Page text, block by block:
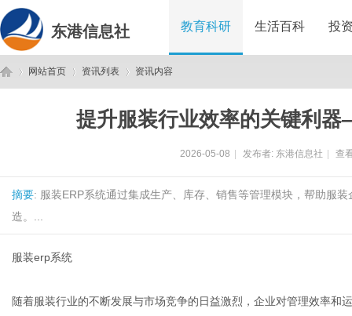
东港信息社 教育科研 生活百科 投
网站首页 资讯列表 资讯内容
提升服装行业效率的关键利
2026-05-08 发布者: 东港信息社 查
摘要: 服装ERP系统通过集成生产、库存、销售等管理模块，帮助服
造。...
服装erp系统
随着服装行业的不断发展与市场竞争的日益激烈，企业对管理效率和